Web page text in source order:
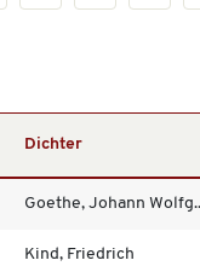
Dichter
Goethe, Johann
Kind, Friedrich